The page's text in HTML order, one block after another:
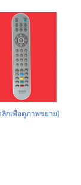
ลิกเพื่อดูภาพขยาย]